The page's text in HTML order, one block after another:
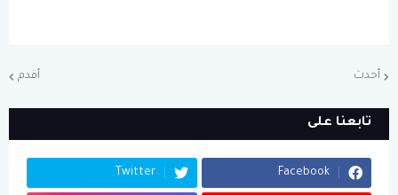
أحدث أقدم
تابعنا على
Facebook
Twitter